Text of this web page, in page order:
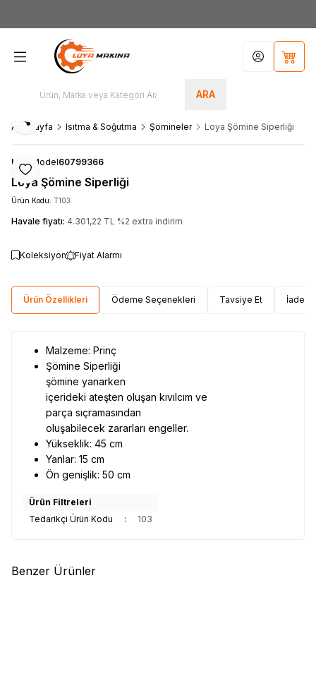
ARA
Hesabım
Ana Sayfa Isıtma & Soğutma Şömineler Loya Şömine Siperliği
Favoriye Ekle
Paylaş
Loya Model60799366
Loya Şömine Siperliği
Ürün Kodu: T103
Havale fiyatı: 4.301,22 TL %2 extra indirim
Koleksiyon Fiyat Alarmı
Ürün Özellikleri Ödeme Seçenekleri Tavsiye Et İade
Malzeme: Prinç
Şömine Siperliği
şömine yanarken
içerideki ateşten oluşan kıvılcım ve
parça sıçramasından
oluşabilecek zararları engeller.
Yükseklik: 45 cm
Yanlar: 15 cm
Ön genişlik: 50 cm
Ürün Filtreleri
Tedarikçi Ürün Kodu
: 103
Benzer Ürünler